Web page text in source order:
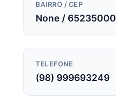
BAIRRO / CEP
None / 65235000
TELEFONE
(98) 999693249